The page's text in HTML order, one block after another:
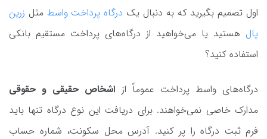
اول تصمیم بگیرید که به دنبال یک درگاه پرداخت واسط مثل زرین
پال هستید یا می‌خواهید از درگاه‌های پرداخت مستقیم بانکی
استفاده کنید؟
درگاه‌های واسط پرداخت عموماً از اشخاص حقیقی و حقوقی
مدارک خاصی نمی‌خواهند. برای دریافت این نوع درگاه تنها باید
فرم ثبت درگاه را پر کنید. آدرس محل سکونت، شماره حساب